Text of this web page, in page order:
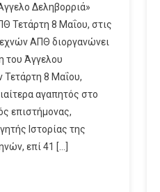
Δεληβορριά»
Τετάρτη 8 Μαΐου, στις
ΑΠΘ διοργανώνει
του Άγγελου
Τετάρτη 8 Μαΐου,
αγαπητός στο
επιστήμονας,
Ιστορίας της
επί 41 […]